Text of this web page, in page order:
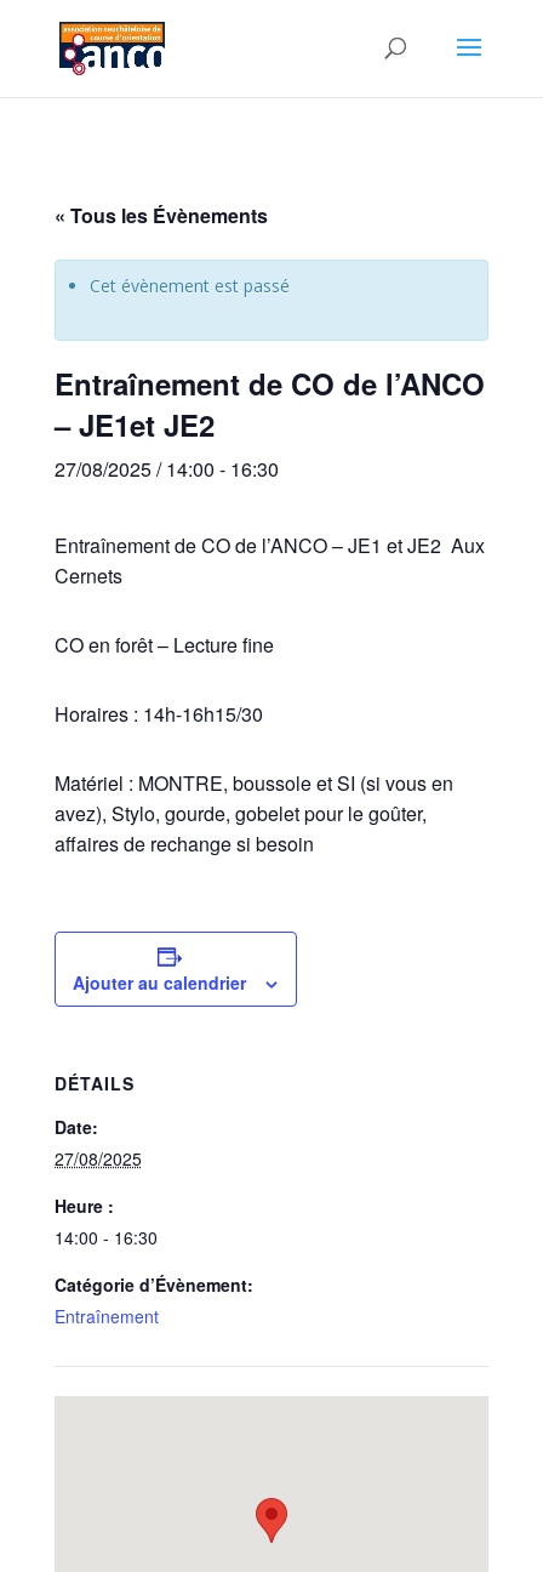
« Tous les Évènements
Cet évènement est passé
Entraînement de CO de l’ANCO
– JE1et JE2
27/08/2025 / 14:00 - 16:30
Entraînement de CO de l’ANCO – JE1 et JE2 Aux
Cernets
CO en forêt – Lecture fine
Horaires : 14h-16h15/30
Matériel : MONTRE, boussole et SI (si vous en
avez), Stylo, gourde, gobelet pour le goûter,
affaires de rechange si besoin
Ajouter au calendrier
DÉTAILS
Date:
27/08/2025
Heure :
14:00 - 16:30
Catégorie d’Évènement:
Entraînement